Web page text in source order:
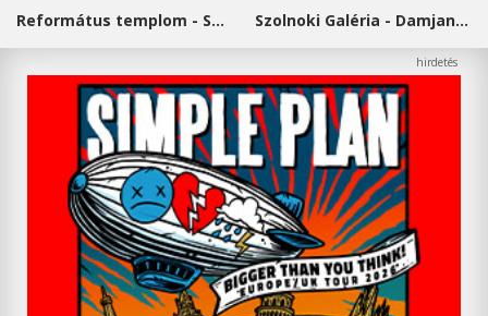
Református templom - Salgótarján Szolnoki Galéria - Damjanich János Múzeum